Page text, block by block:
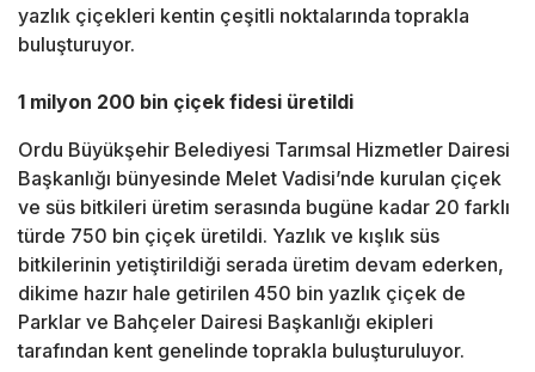
yazlık çiçekleri kentin çeşitli noktalarında toprakla
buluşturuyor.
1 milyon 200 bin çiçek fidesi üretildi
Ordu Büyükşehir Belediyesi Tarımsal Hizmetler Dairesi
Başkanlığı bünyesinde Melet Vadisi’nde kurulan çiçek
ve süs bitkileri üretim serasında bugüne kadar 20 farklı
türde 750 bin çiçek üretildi. Yazlık ve kışlık süs
bitkilerinin yetiştirildiği serada üretim devam ederken,
dikime hazır hale getirilen 450 bin yazlık çiçek de
Parklar ve Bahçeler Dairesi Başkanlığı ekipleri
tarafından kent genelinde toprakla buluşturuluyor.